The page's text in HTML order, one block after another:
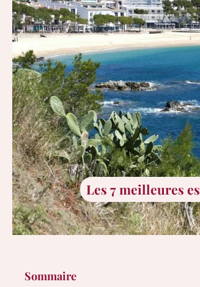
Les 7 meilleures
Sommaire